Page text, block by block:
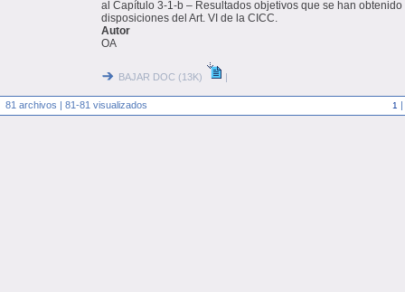
al Capítulo 3-1-b – Resultados objetivos que se han
disposiciones del Art. VI de la CICC.
Autor
OA
BAJAR DOC (13K) |
81 archivos | 81-81 visualizados 1 |